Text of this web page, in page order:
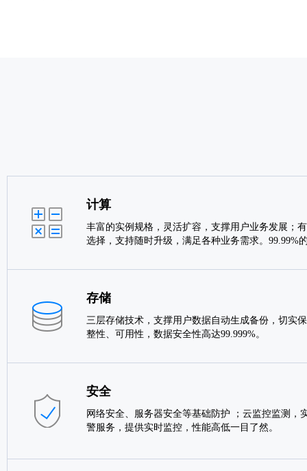
计算
丰富的实例规格，灵活扩容，支撑用户业务发展；
选择，支持随时升级，满足各种业务需求。99.99%
存储
三层存储技术，支撑用户数据自动生成备份，切实
整性、可用性，数据安全性高达99.999%。
安全
网络安全、服务器安全等基础防护 ；云监控监测
警服务，提供实时监控，性能高低一目了然。